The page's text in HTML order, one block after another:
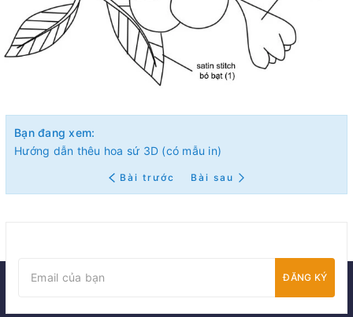
Bạn đang xem:
Hướng dẫn thêu hoa sứ 3D (có mẫu in)
Bài trước Bài sau
ĐĂNG KÝ